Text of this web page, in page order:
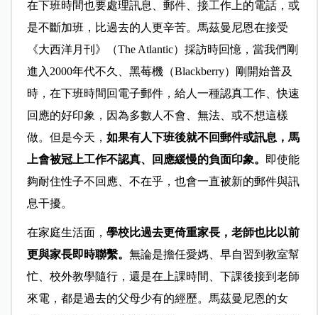
在下班時間也要處理訊息、郵件、接工作上的電話，或
是不斷加班，比過去的人更辛苦。馬茲曼尼恩在接受
《大西洋月刊》（The Atlantic）採訪時回憶，當我們剛
進入2000年代不久、黑莓機（Blackberry）剛開始普及
時，在下班時間回電子郵件，給人一種認真工作、快速
回應的好印象，因為多數人不會、無法、或不想這樣
做。但是今天， 如果有人下班後就不回郵件或訊息，馬
上會被冠上工作不認真、回應緩慢的負面印象。
即使能
夠耐住性子不回應、不在乎，也會一直被新的郵件與訊
息干擾。
在家庭生活面， 學校比過去更倚重家長，老師也比以前
更與家長即時聯繫。 無論是擔任愛媽、早自習到教室幫
忙、校外教學隨行，還是在上課時間、下課後接到老師
來電，都是過去的父母少有的經歷。馬茲曼尼恩的女